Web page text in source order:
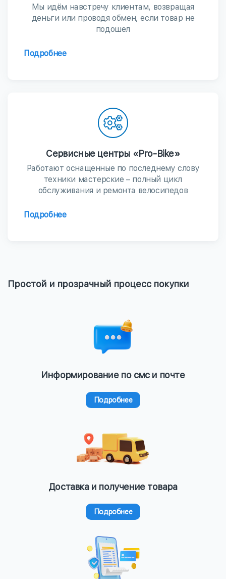
Мы идём навстречу клиентам, возвращая
деньги или проводя обмен, если товар не
подошел
Подробнее
Сервисные центры «Pro-Bike»
Работают оснащенные по последнему слову
техники мастерские – полный цикл
обслуживания и ремонта велосипедов
Подробнее
Простой и прозрачный процесс покупки
Информирование по смс и почте
Подробнее
Доставка и получение товара
Подробнее